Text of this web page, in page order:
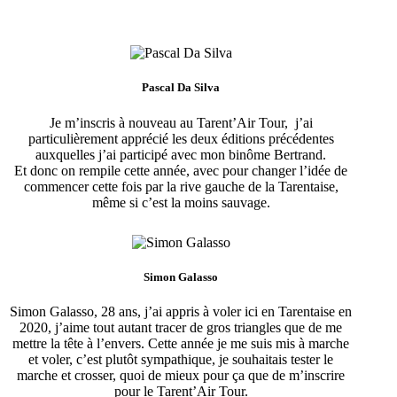
Pascal Da Silva
Je m’inscris à nouveau au Tarent’Air Tour, j’ai
particulièrement apprécié les deux éditions précédentes
auxquelles j’ai participé avec mon binôme Bertrand.
Et donc on rempile cette année, avec pour changer l’idée de
commencer cette fois par la rive gauche de la Tarentaise,
même si c’est la moins sauvage.
Simon Galasso
Simon Galasso, 28 ans, j’ai appris à voler ici en Tarentaise en
2020, j’aime tout autant tracer de gros triangles que de me
mettre la tête à l’envers. Cette année je me suis mis à marche
et voler, c’est plutôt sympathique, je souhaitais tester le
marche et crosser, quoi de mieux pour ça que de m’inscrire
pour le Tarent’Air Tour.